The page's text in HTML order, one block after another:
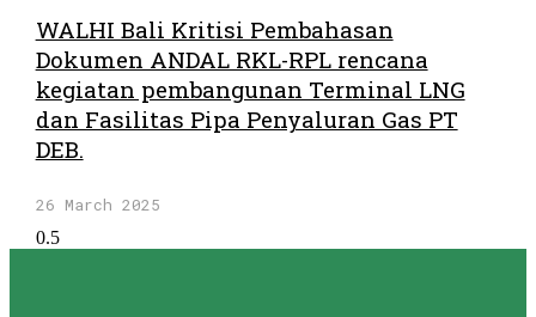
WALHI Bali Kritisi Pembahasan
Dokumen ANDAL RKL-RPL rencana
kegiatan pembangunan Terminal LNG
dan Fasilitas Pipa Penyaluran Gas PT
DEB.
26 March 2025